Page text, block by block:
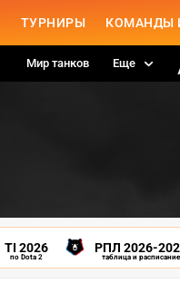
ТУРНИРЫ КОМАНДЫ
Мир танков Еще
TI 2026
по Dota 2
РПЛ 2026-
таблица и расписание